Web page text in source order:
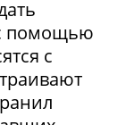
помощью
с